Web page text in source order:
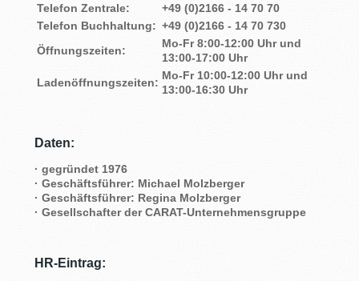
Telefon Zentrale:
+49 (0)2166 - 14 70 70
Telefon Buchhaltung: +49 (0)2166 - 14 70 730
Öffnungszeiten:
Mo-Fr 8:00-12:00 Uhr und
13:00-17:00 Uhr
Ladenöffnungszeiten:
Mo-Fr 10:00-12:00 Uhr und
13:00-16:30 Uhr
Daten:
· gegründet 1976
· Geschäftsführer: Michael Molzberger
· Geschäftsführer: Regina Molzberger
· Gesellschafter der CARAT-Unternehmensgruppe
HR-Eintrag: